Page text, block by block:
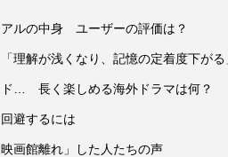
アルの中身 ユーザーの評価は？
解が浅くなり、記憶の定着度下がる
ド… 長く楽しめる海外ドラマは何？
避するには
画館離れ」した人たちの声